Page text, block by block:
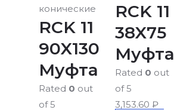
конические
RCK 11
90X130
Муфта
Rated 0 out
of 5
RCK 11
38X75
Муфта
Rated 0 out
of 5
3,153.60 ₽